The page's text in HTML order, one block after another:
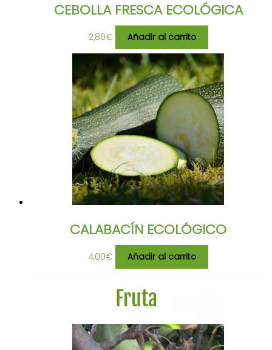
CEBOLLA FRESCA ECOLÓGICA
2,80€ Añadir al carrito
CALABACÍN ECOLÓGICO
4,00€ Añadir al carrito
Fruta